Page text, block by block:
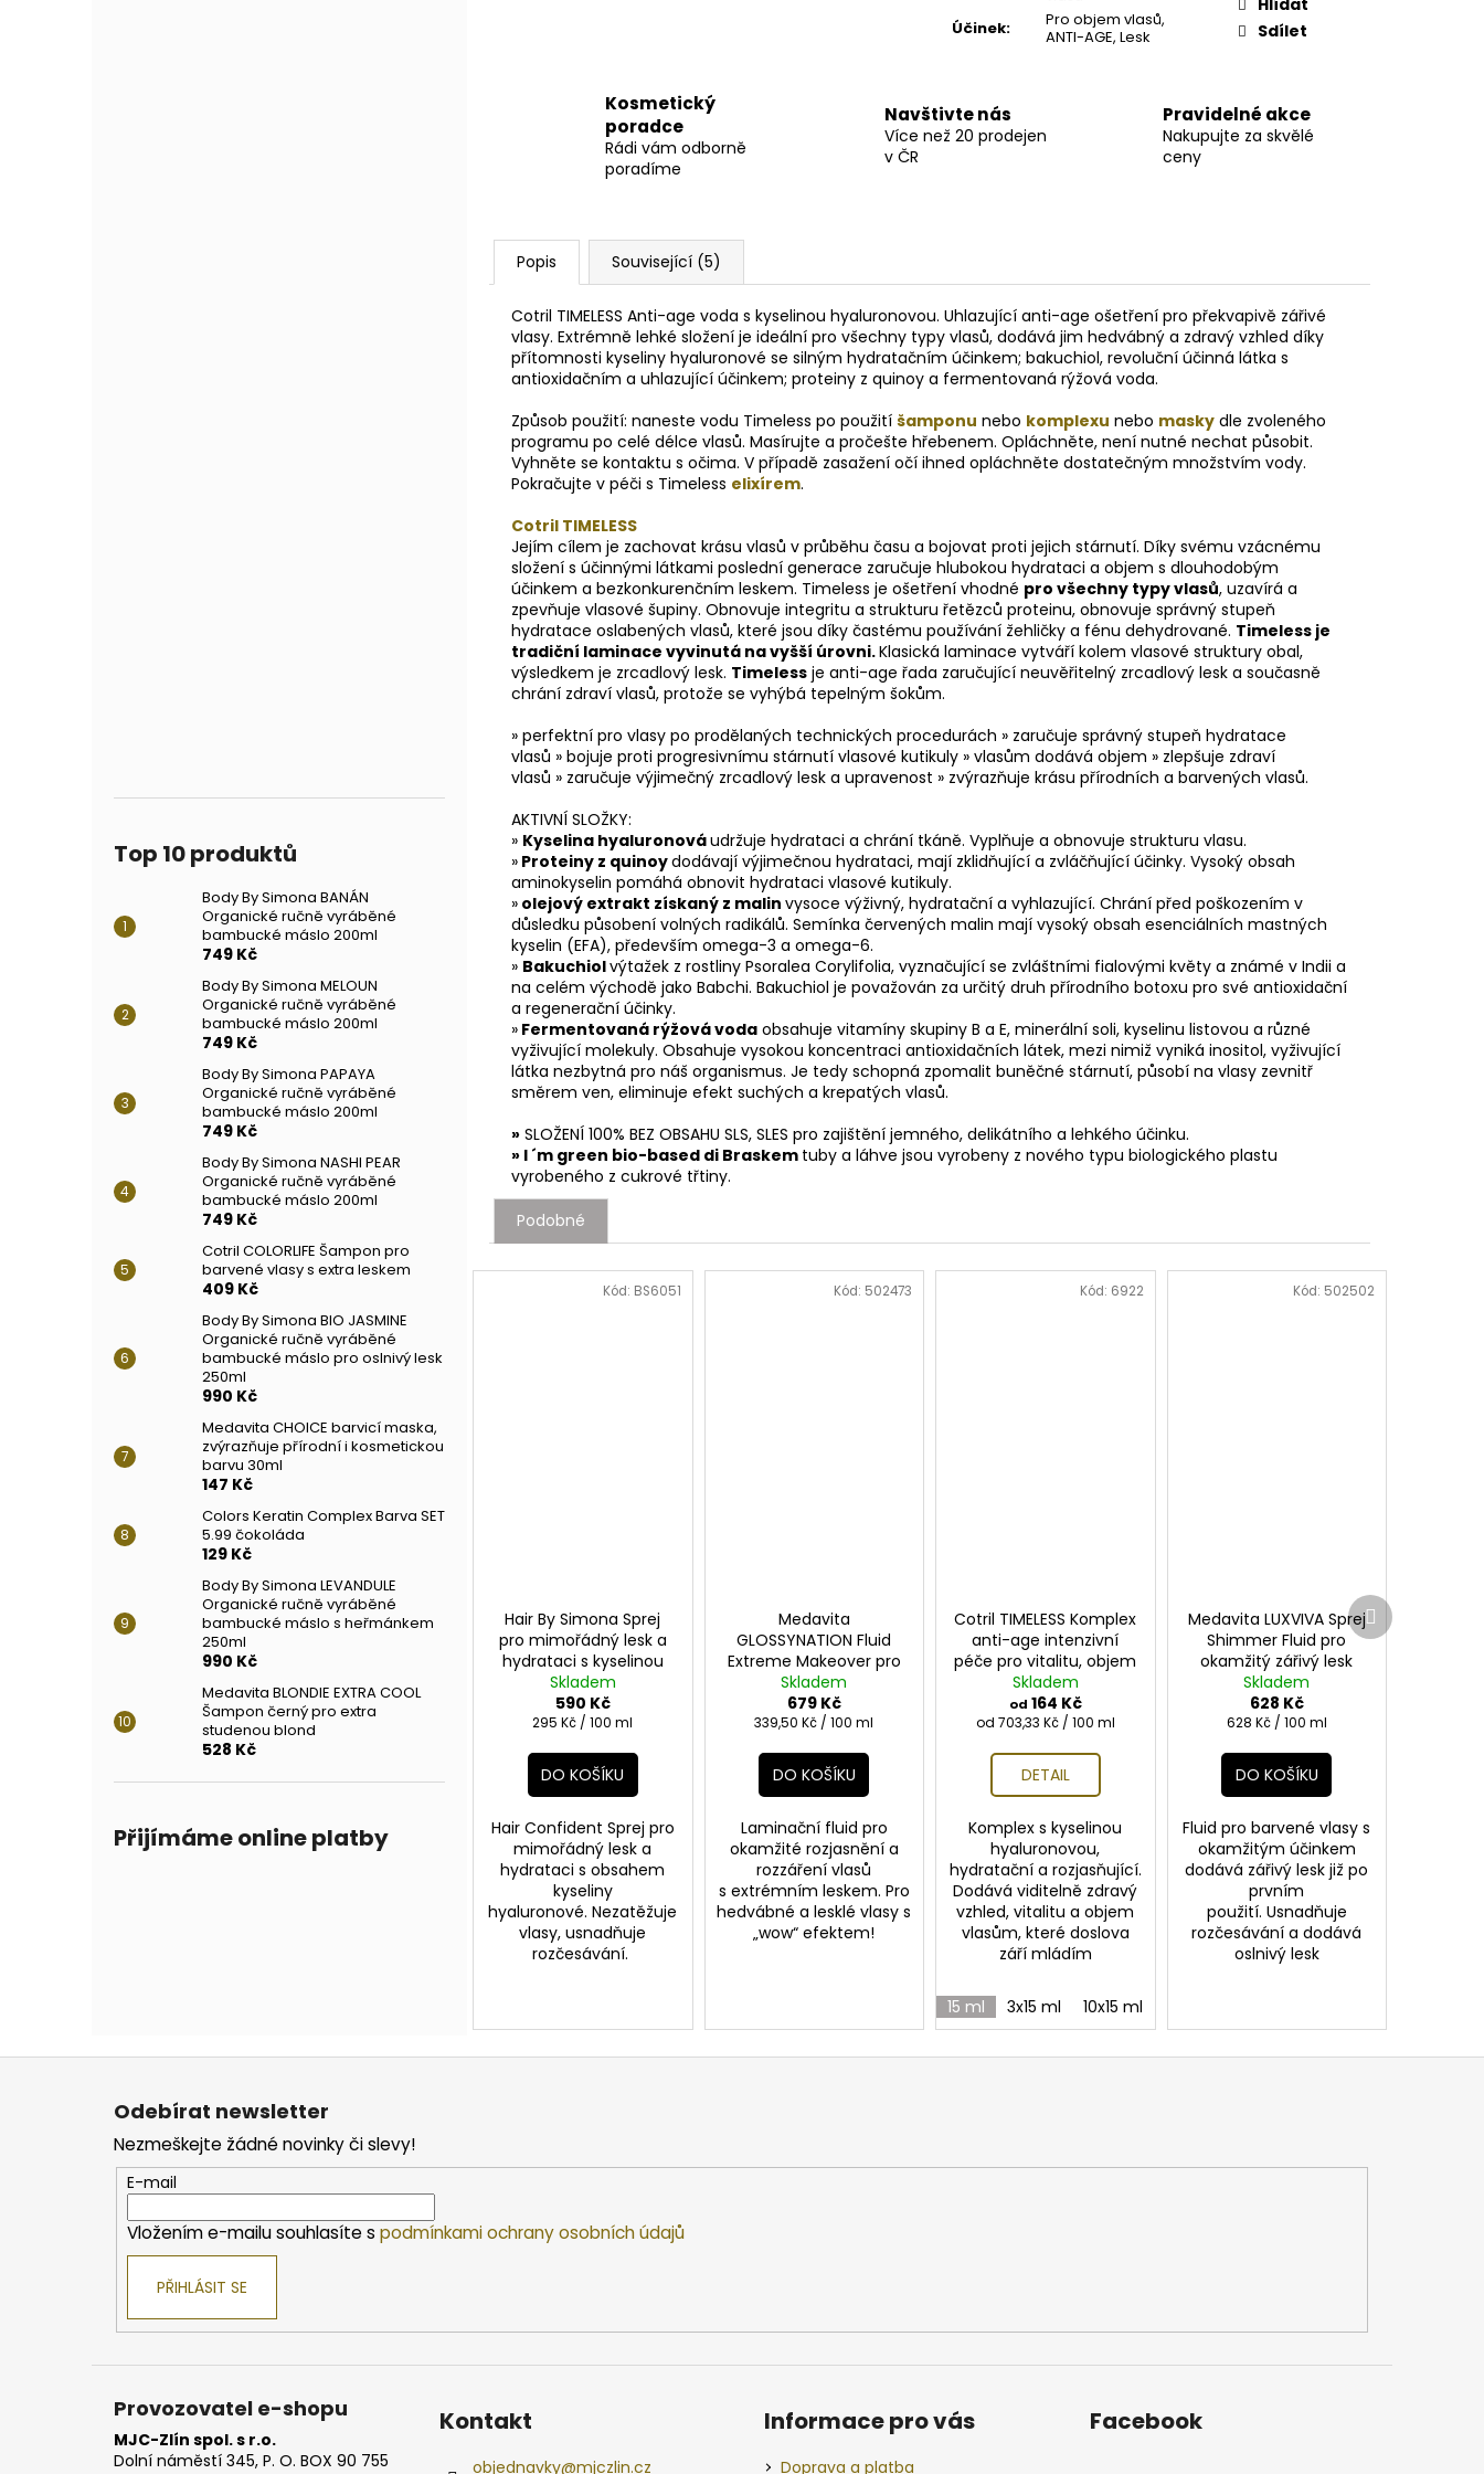
Top 10 produktů
Body By Simona BANÁN
Organické ručně vyráběné
bambucké máslo 200ml
749 Kč
Body By Simona MELOUN
Organické ručně vyráběné
bambucké máslo 200ml
749 Kč
Body By Simona PAPAYA
Organické ručně vyráběné
bambucké máslo 200ml
749 Kč
Body By Simona NASHI PEAR
Organické ručně vyráběné
bambucké máslo 200ml
749 Kč
Cotril COLORLIFE Šampon pro
barvené vlasy s extra leskem
409 Kč
Body By Simona BIO JASMINE
Organické ručně vyráběné
bambucké máslo pro oslnivý lesk
250ml
990 Kč
Medavita CHOICE barvicí maska,
zvýrazňuje přírodní i kosmetickou
barvu 30ml
147 Kč
Colors Keratin Complex Barva SET
5.99 čokoláda
129 Kč
Body By Simona LEVANDULE
Organické ručně vyráběné
bambucké máslo s heřmánkem
250ml
990 Kč
Medavita BLONDIE EXTRA COOL
Šampon černý pro extra
studenou blond
528 Kč
Přijímáme online platby
Účinek:
Pro objem vlasů,
ANTI-AGE, Lesk
Sdílet
Kosmetický
poradce
Rádi vám odborně
poradíme
Navštivte nás
Více než 20 prodejen
v ČR
Pravidelné akce
Nakupujte za skvělé
ceny
Popis Související (5)
Cotril TIMELESS Anti-age voda s kyselinou hyaluronovou. Uhlazující anti-age ošetření pro překvapivě zářivé
vlasy. Extrémně lehké složení je ideální pro všechny typy vlasů, dodává jim hedvábný a zdravý vzhled díky
přítomnosti kyseliny hyaluronové se silným hydratačním účinkem; bakuchiol, revoluční účinná látka s
antioxidačním a uhlazující účinkem; proteiny z quinoy a fermentovaná rýžová voda.
Způsob použití: naneste vodu Timeless po použití šamponu nebo komplexu nebo masky dle zvoleného
programu po celé délce vlasů. Masírujte a pročešte hřebenem. Opláchněte, není nutné nechat působit.
Vyhněte se kontaktu s očima. V případě zasažení očí ihned opláchněte dostatečným množstvím vody.
Pokračujte v péči s Timeless elixírem.
Cotril TIMELESS
Jejím cílem je zachovat krásu vlasů v průběhu času a bojovat proti jejich stárnutí. Díky svému vzácnému
složení s účinnými látkami poslední generace zaručuje hlubokou hydrataci a objem s dlouhodobým
účinkem a bezkonkurenčním leskem. Timeless je ošetření vhodné pro všechny typy vlasů, uzavírá a
zpevňuje vlasové šupiny. Obnovuje integritu a strukturu řetězců proteinu, obnovuje správný stupeň
hydratace oslabených vlasů, které jsou díky častému používání žehličky a fénu dehydrované. Timeless je
tradiční laminace vyvinutá na vyšší úrovni.Klasická laminace vytváří kolem vlasové struktury obal,
výsledkem je zrcadlový lesk. Timeless je anti-age řada zaručující neuvěřitelný zrcadlový lesk a současně
chrání zdraví vlasů, protože se vyhýbá tepelným šokům.
» perfektní pro vlasy po prodělaných technických procedurách » zaručuje správný stupeň hydratace
vlasů » bojuje proti progresivnímu stárnutí vlasové kutikuly » vlasům dodává objem » zlepšuje zdraví
vlasů » zaručuje výjimečný zrcadlový lesk a upravenost » zvýrazňuje krásu přírodních a barvených vlasů.
AKTIVNÍ SLOŽKY:
» Kyselina hyaluronováudržuje hydrataci a chrání tkáně. Vyplňuje a obnovuje strukturu vlasu.
» Proteiny z quinoydodávají výjimečnou hydrataci, mají zklidňující a zvláčňující účinky. Vysoký obsah
aminokyselin pomáhá obnovit hydrataci vlasové kutikuly.
» olejový extrakt získaný z malin vysoce výživný, hydratační a vyhlazující. Chrání před poškozením v
důsledku působení volných radikálů. Semínka červených malin mají vysoký obsah esenciálních mastných
kyselin (EFA), především omega-3 a omega-6.
» Bakuchiolvýtažek z rostliny Psoralea Corylifolia, vyznačující se zvláštními fialovými květy a známé v Indii a
na celém východě jako Babchi. Bakuchiol je považován za určitý druh přírodního botoxu pro své antioxidační
a regenerační účinky.
» Fermentovaná rýžová voda obsahuje vitamíny skupiny B a E, minerální soli, kyselinu listovou a různé
vyživující molekuly. Obsahuje vysokou koncentraci antioxidačních látek, mezi nimiž vyniká inositol, vyživující
látka nezbytná pro náš organismus. Je tedy schopná zpomalit buněčné stárnutí, působí na vlasy zevnitř
směrem ven, eliminuje efekt suchých a krepatých vlasů.
» SLOŽENÍ 100% BEZ OBSAHU SLS, SLES pro zajištění jemného, delikátního a lehkého účinku.
» I ´m green bio-based di Braskem tuby a láhve jsou vyrobeny z nového typu biologického plastu
vyrobeného z cukrové třtiny.
Podobné
Hair By Simona Sprej
pro mimořádný lesk a
hydrataci s kyselinou
hyaluronovou 200ml
Skladem
590 Kč
Měrná
295 Kč / 100 ml
DO KOŠÍKU
Hair Confident Sprej pro
mimořádný lesk a
hydrataci s obsahem
kyseliny
hyaluronové. Nezatěžuje
vlasy, usnadňuje
rozčesávání.
Kód: BS6051
Medavita
GLOSSYNATION Fluid
Extreme Makeover pro
zrcadlově lesklé vlasy
200ml
Skladem
679 Kč
Měrná
339,50 Kč / 100 ml
DO KOŠÍKU
Laminační fluid pro
okamžité rozjasnění a
rozzáření vlasů
s extrémním leskem. Pro
hedvábné a lesklé vlasy s
„wow“ efektem!
Kód: 502473
Cotril TIMELESS Komplex
anti-age intenzivní
péče pro vitalitu, objem
a zrcadlový lesk
Skladem
od 164 Kč
Měrná
od 703,33 Kč / 100 ml
DETAIL
Komplex s kyselinou
hyaluronovou,
hydratační a rozjasňující.
Dodává viditelně zdravý
vzhled, vitalitu a objem
vlasům, které doslova
září mládím
15 ml 3x15 ml 10x15 ml
Kód: 6922
Medavita LUXVIVA Sprej
Shimmer Fluid pro
okamžitý zářivý lesk
100ml
Skladem
628 Kč
Měrná
628 Kč / 100 ml
DO KOŠÍKU
Fluid pro barvené vlasy s
okamžitým účinkem
dodává zářivý lesk již po
prvním
použití. Usnadňuje
rozčesávání a dodává
oslnivý lesk
Kód: 502502
Další
produkt
Z
Odebírat newsletter
Nezmeškejte žádné novinky či slevy!
E-mail
Vložením e-mailu souhlasíte s podmínkami ochrany osobních údajů
PŘIHLÁSIT SE
Provozovatel e-shopu
MJC-Zlín spol. s r.o.
Dolní náměstí 345, P. O. BOX 90 755
Kontakt
objednavky@mjczlin.cz
Informace pro vás
Doprava a platba
Facebook